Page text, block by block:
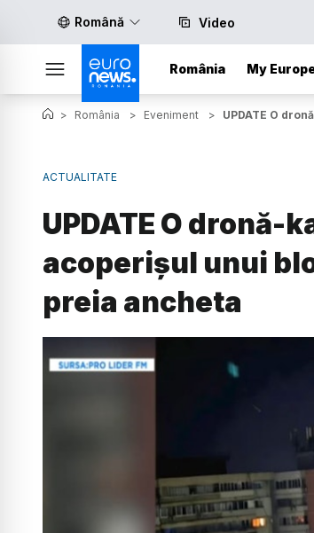
Română Video
România My
> România > Eveniment > UPDATE O
ACTUALITATE
UPDATE O dronă-
acoperișul unui
preia ancheta